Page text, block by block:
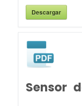
Descargar
Sensor